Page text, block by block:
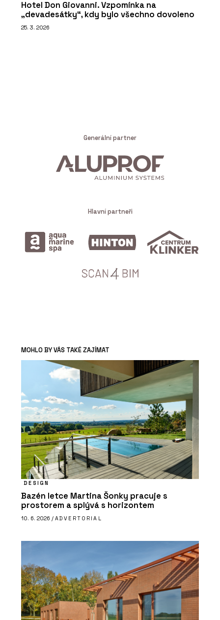
Hotel Don Giovanni. Vzpomínka na
„devadesátky“, kdy bylo všechno dovoleno
25. 3. 2026
Generální partner
Hlavní partneři
MOHLO BY VÁS TAKÉ ZAJÍMAT
DESIGN
Bazén letce Martina Šonky pracuje s
prostorem a splývá s horizontem
10. 6. 2026 / ADVERTORIAL